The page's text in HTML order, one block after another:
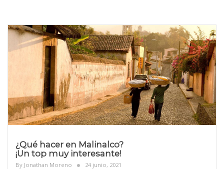
¿Qué hacer en Malinalco?
¡Un top muy interesante!
By Jonathan Moreno
24 junio, 2021